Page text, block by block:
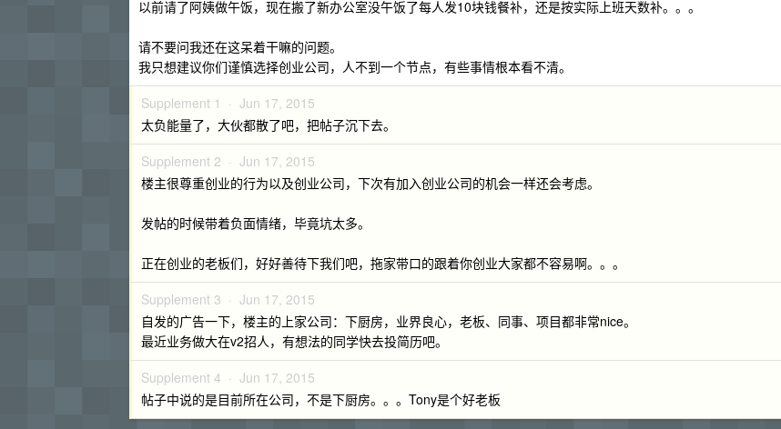
以前请了阿姨做午饭，现在搬了新办公室没午饭了每人发10块钱餐补，还是按实际上班天数补。。。
请不要问我还在这呆着干嘛的问题。
我只想建议你们谨慎选择创业公司，人不到一个节点，有些事情根本看不清。
Supplement 1 · Jun 17, 2015
太负能量了，大伙都散了吧，把帖子沉下去。
Supplement 2 · Jun 17, 2015
楼主很尊重创业的行为以及创业公司，下次有加入创业公司的机会一样还会考虑。
发帖的时候带着负面情绪，毕竟坑太多。
正在创业的老板们，好好善待下我们吧，拖家带口的跟着你创业大家都不容易啊。。。
Supplement 3 · Jun 17, 2015
自发的广告一下，楼主的上家公司：下厨房，业界良心，老板、同事、项目都非常nice。
最近业务做大在v2招人，有想法的同学快去投简历吧。
Supplement 4 · Jun 17, 2015
帖子中说的是目前所在公司，不是下厨房。。。Tony是个好老板